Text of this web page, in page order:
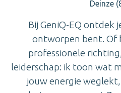
Deinze
Bij GeniQ-EQ ontdek
ontworpen bent. Of
professionele
leiderschap: ik toon wat
jouw energie